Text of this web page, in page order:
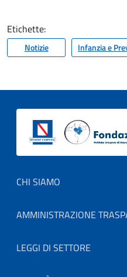
Etichette:
Notizie Infanzia e
Footer menu
CHI SIAMO
AMMINISTRAZIONE
LEGGI DI SETTORE